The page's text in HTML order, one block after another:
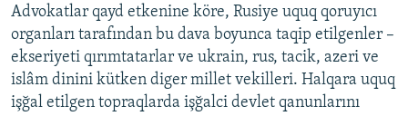
Advokatlar qayd etkenine köre, Rusiye uquq qoruyıcı
organları tarafından bu dava boyunca taqip etilgenler –
ekseriyeti qırımtatarlar ve ukrain, rus, tacik, azeri ve
islâm dinini kütken diger millet vekilleri. Halqara uquq
işğal etilgen topraqlarda işğalci devlet qanunlarını